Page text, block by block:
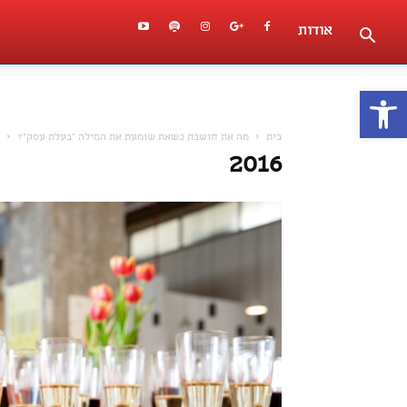
פתח סרגל נגישות
אודות
בית מה את חושבת כשאת שומעת את המילה "בעלת עסק"?
2016